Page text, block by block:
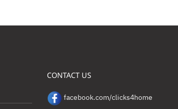
CONTACT US
facebook.com/clicks4home